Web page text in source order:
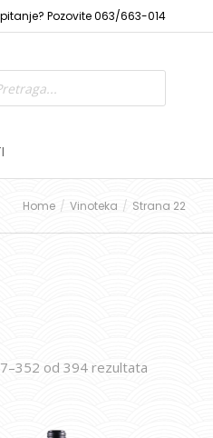
Pozovite 063/663-014
Home Vinoteka Strana 22
od 394 rezultata